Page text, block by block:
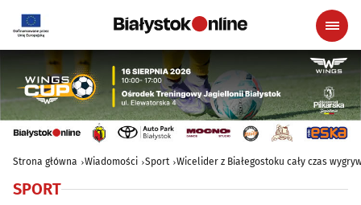
Strona główna Wiadomości Sport Wicelider z Białegostoku cały czas
SPORT